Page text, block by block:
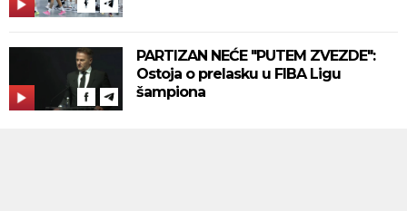
PARTIZAN NEĆE "PUTEM ZVEZDE":
Ostoja o prelasku u FIBA Ligu
šampiona